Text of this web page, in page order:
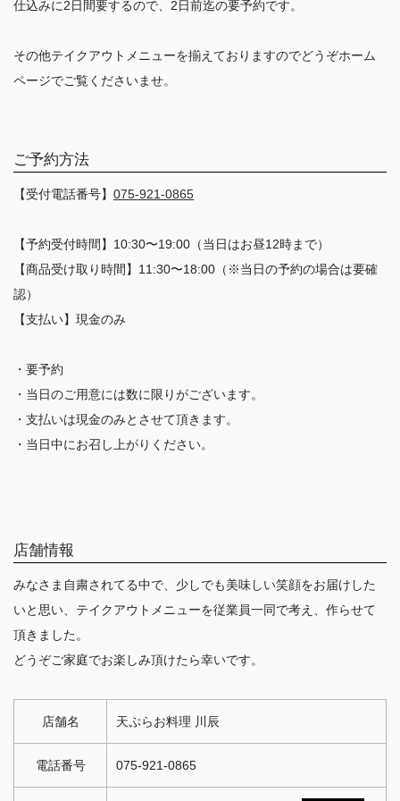
仕込みに2日間要するので、2日前迄の要予約です。
その他テイクアウトメニューを揃えておりますのでどうぞホーム
ページでご覧くださいませ。
ご予約方法
【受付電話番号】 075-921-0865
【予約受付時間】10:30〜19:00（当日はお昼12時まで）
【商品受け取り時間】11:30〜18:00（※当日の予約の場合は要確
認）
【支払い】現金のみ
・要予約
・当日のご用意には数に限りがございます。
・支払いは現金のみとさせて頂きます。
・当日中にお召し上がりください。
店舗情報
みなさま自粛されてる中で、少しでも美味しい笑顔をお届けした
いと思い、テイクアウトメニューを従業員一同で考え、作らせて
頂きました。
どうぞご家庭でお楽しみ頂けたら幸いです。
店舗名 天ぷらお料理 川辰
電話番号 075-921-0865